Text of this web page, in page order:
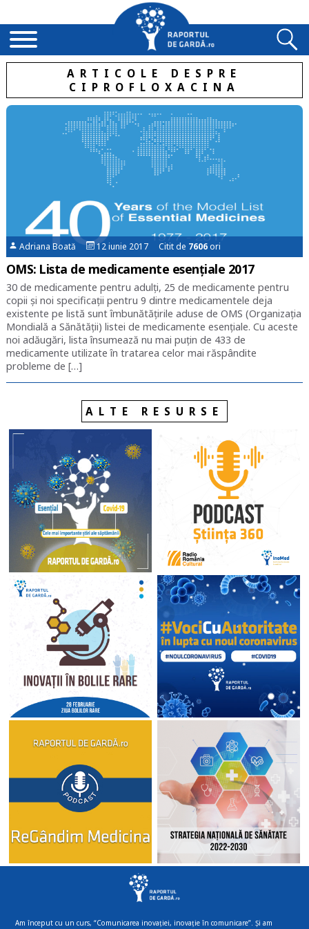
ARTICOLE DESPRE
CIPROFLOXACINA
Adriana Boată 12 iunie 2017 Citit de 7606ori
OMS: Lista de medicamente esențiale 2017
30 de medicamente pentru adulți, 25 de medicamente pentru
copii și noi specificații pentru 9 dintre medicamentele deja
existente pe listă sunt îmbunătățirile aduse de OMS (Organizația
Mondială a Sănătății) listei de medicamente esențiale. Cu aceste
noi adăugări, lista însumează nu mai puțin de 433 de
medicamente utilizate în tratarea celor mai răspândite
probleme de […]
ALTE RESURSE
Am început cu un curs, “Comunicarea inovației, inovație în comunicare”. Și am